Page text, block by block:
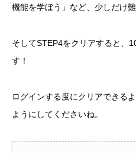
機能を学ぼう」など、少しだけ
そしてSTEP4をクリアすると、
す！
ログインする度にクリアできる
ようにしてくださいね。